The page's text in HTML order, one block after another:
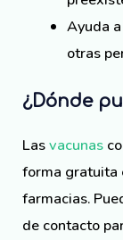
Ayuda
otras
¿Dónde
Lasvacunas
forma gratuita
farmacias.
de contacto